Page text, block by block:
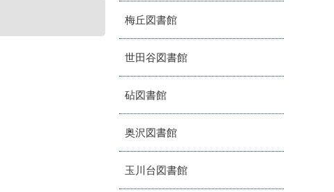
梅丘図書館
世田谷図書館
砧図書館
奥沢図書館
玉川台図書館